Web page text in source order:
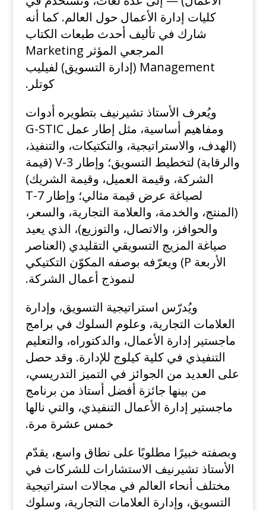
كليات إدارة الأعمال حول العالم. كما أنه
شارك في تأليف أحدث طبعات الكتاب
المرجعي المؤثر Marketing
Management (إدارة التسويق) لفيليب
كوتلر.
ويُعرف الأستاذ تشيرنيف بتطويره أدوات
ومفاهيم أساسية، مثل إطار عمل G-STIC
(الهدف، والاستراتيجية، والتكتيكات، والتنفيذ،
والرقابة) لتخطيط التسويق؛ وإطار 3-V (قيمة
الشركة، وقيمة العميل، وقيمة الشريك)
لصياغة عرض قيمة مثالي؛ وإطار 7-T
(المنتج، والخدمة، والعلامة التجارية، والسعر،
والحوافز، والاتصال، والتوزيع)، الذي يعيد
صياغة المزيج التسويقي التقليدي (العناصر
الأربعة P) ويعرّفه بوصفه المكوّن التكتيكي
لنموذج أعمال الشركة.
ويُدرّس استراتيجية التسويق، وإدارة
العلامات التجارية، وعلوم السلوك في برامج
ماجستير إدارة الأعمال، والدكتوراه، والتعليم
التنفيذي في كلية كيلوج للإدارة. وقد حصل
على العديد من الجوائز في التميز التدريسي،
من بينها جائزة أفضل أستاذ من برنامج
ماجستير إدارة الأعمال التنفيذي، والتي نالها
خمس عشرة مرة.
وبصفته خبيرًا مطلوبًا على نطاق واسع، يقدّم
الأستاذ تشيرنيف الاستشارات للشركات في
مختلف أنحاء العالم في مجالات استراتيجية
التسويق، وإدارة العلامات التجارية، وسلوك